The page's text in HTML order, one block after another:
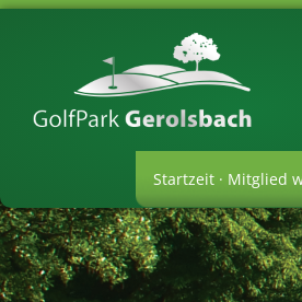
Startzeit · Mitglied